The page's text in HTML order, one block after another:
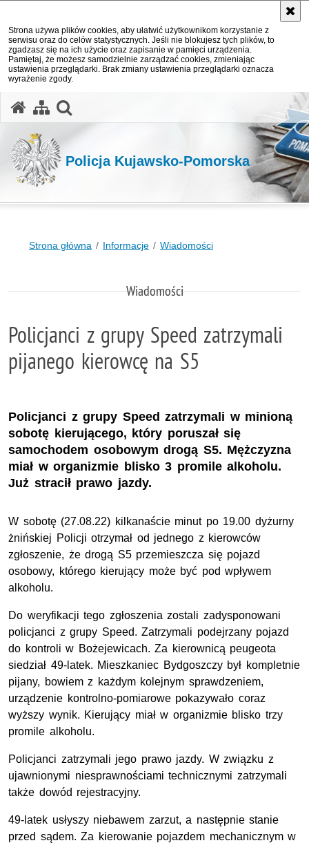
Strona używa plików cookies, aby ułatwić użytkownikom korzystanie z
serwisu oraz do celów statystycznych. Jeśli nie blokujesz tych plików, to
zgadzasz się na ich użycie oraz zapisanie w pamięci urządzenia.
Pamiętaj, że możesz samodzielnie zarządzać cookies, zmieniając
ustawienia przeglądarki. Brak zmiany ustawienia przeglądarki oznacza
wyrażenie zgody.
Policja Kujawsko-Pomorska
Strona główna Informacje Wiadomości
Wiadomości
Policjanci z grupy Speed zatrzymali
pijanego kierowcę na S5
Policjanci z grupy Speed zatrzymali w minioną
sobotę kierującego, który poruszał się
samochodem osobowym drogą S5. Mężczyzna
miał w organizmie blisko 3 promile alkoholu.
Już stracił prawo jazdy.
W sobotę (27.08.22) kilkanaście minut po 19.00 dyżurny
żnińskiej Policji otrzymał od jednego z kierowców
zgłoszenie, że drogą S5 przemieszcza się pojazd
osobowy, którego kierujący może być pod wpływem
alkoholu.
Do weryfikacji tego zgłoszenia zostali zadysponowani
policjanci z grupy Speed. Zatrzymali podejrzany pojazd
do kontroli w Bożejewicach. Za kierownicą peugeota
siedział 49-latek. Mieszkaniec Bydgoszczy był kompletnie
pijany, bowiem z każdym kolejnym sprawdzeniem,
urządzenie kontrolno-pomiarowe pokazywało coraz
wyższy wynik. Kierujący miał w organizmie blisko trzy
promile alkoholu.
Policjanci zatrzymali jego prawo jazdy. W związku z
ujawnionymi niesprawnościami technicznymi zatrzymali
także dowód rejestracyjny.
49-latek usłyszy niebawem zarzut, a następnie stanie
przed sądem. Za kierowanie pojazdem mechanicznym w